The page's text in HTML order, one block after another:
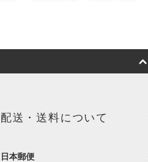
配送・送料について
日本郵便